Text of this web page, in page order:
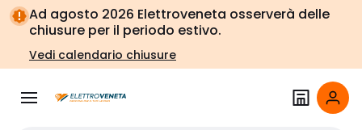
Vai alla
navigazione
Vai
alla
pagina
Ad agosto 2026 Elettroveneta osserverà delle
chiusure per il periodo estivo.
Vedi calendario chiusure